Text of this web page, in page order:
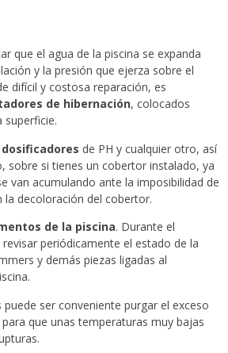
que el agua de la piscina se expanda
y la presión que ejerza sobre el
difícil y costosa reparación, es
de hibernación, colocados
superficie.
de PH y cualquier otro, así
sobre si tienes un cobertor instalado, ya
van acumulando ante la imposibilidad de
la decoloración del cobertor.
de la piscina. Durante el
periódicamente el estado de la
y demás piezas ligadas al
ser conveniente purgar el exceso
que unas temperaturas muy bajas